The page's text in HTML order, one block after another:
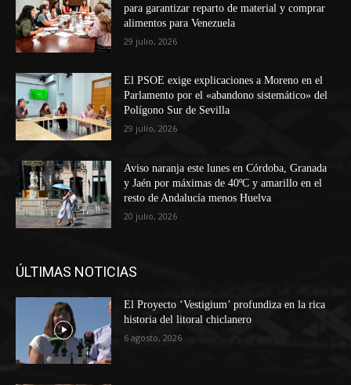
para garantizar reparto de material y comprar
alimentos para Venezuela
29 julio, 2026
El PSOE exige explicaciones a Moreno en el
Parlamento por el «abandono sistemático» del
Polígono Sur de Sevilla
29 julio, 2026
Aviso naranja este lunes en Córdoba, Granada
y Jaén por máximas de 40ºC y amarillo en el
resto de Andalucía menos Huelva
20 julio, 2026
ÚLTIMAS NOTICIAS
El Proyecto ‘Vestigium’ profundiza en la rica
historia del litoral chiclanero
6 agosto, 2026